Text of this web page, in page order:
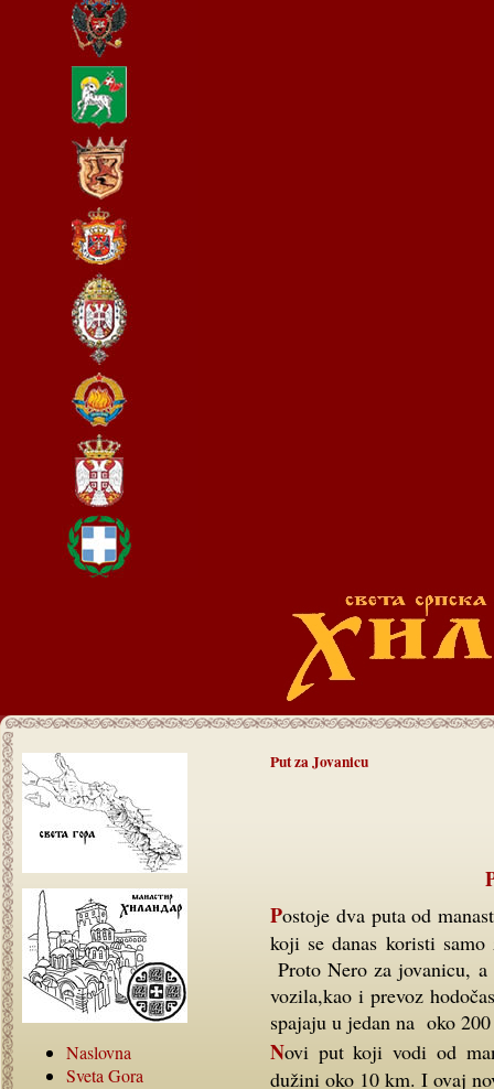
Naslovna
Sveta Gora
Put za Jovanicu
Postoje dva puta od manastira Hilandara do arsane- luke Jovanica. Stariji put
koji se danas koristi
Proto Nero za jovanicu,
vozila,kao i prevoz
spajaju u jedan na oko
Novi put koji vodi od manastira Hilandara do arsane Velika Jovanica je u
dužini oko 10 km. I ovaj